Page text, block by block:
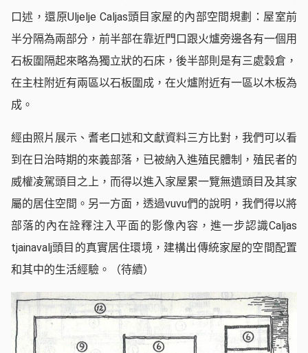
口述，還原Uljelje Caljas頭目家屋的內部空間規劃：屋室前
半分隔為兩部分，前半部在靠近門口跟火爐旁邊各有一個用
石板圍隔起來略為獨立狀的石床，後半部則是有三處穀倉，
在主柱附近有兩區以石板圍成，在火爐附近有一區以木板為
成。
經由照片展示、耆老口述和文獻資料三方比對，我們可以看
到在日治時期的來義部落，已被納入進殖民體制，殖民者的
威權凌駕頭目之上，而得以進入家屋累一覽無遺頭目及其家
屬的居住空間。另一方面，透過vuvu們的說明，我們得以將
部落的內在詮釋注入平面的影像內容，進一步認識Caljas
tjainavalj頭目的真實居住環境，建構出傳統家屋的空間配置
和其中的生活經驗。（待續）